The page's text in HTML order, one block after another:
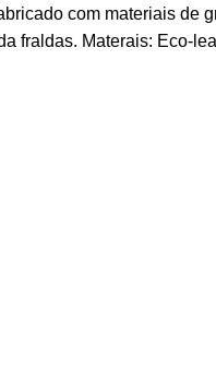
com materiais de
fraldas. Materais: Eco-